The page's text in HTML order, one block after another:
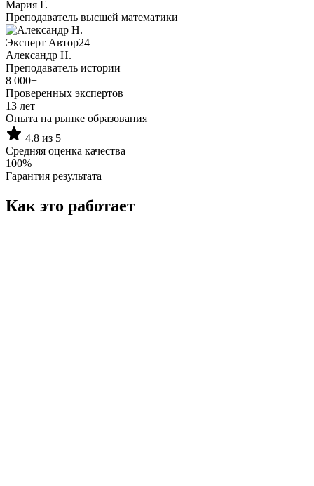
Мария Г.
Преподаватель высшей математики
Эксперт Автор24
Александр Н.
Преподаватель истории
8 000+
Проверенных экспертов
13 лет
Опыта на рынке образования
4.8 из 5
Средняя оценка качества
100%
Гарантия результата
Как это работает